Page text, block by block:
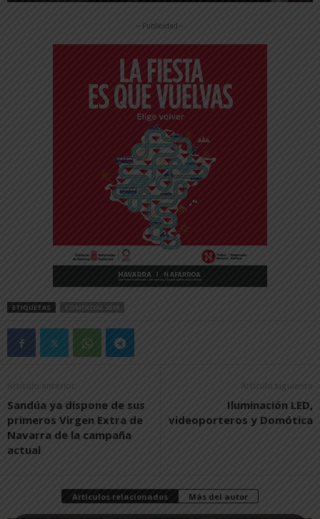
-- Publicidad --
ETIQUETAS COMERCIAL 2018
Artículo anterior
Sandúa ya dispone de sus
primeros Virgen Extra de
Navarra de la campaña
actual
Artículo siguiente
Iluminación LED,
videoporteros y Domótica
Artículos relacionados Más del autor